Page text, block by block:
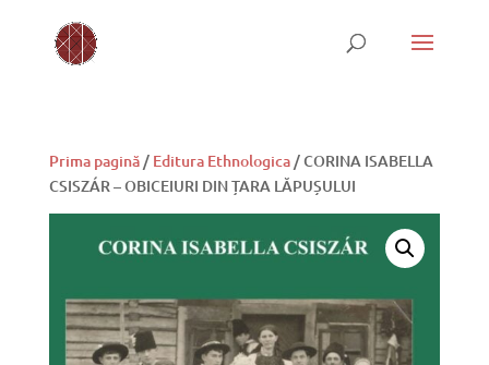
Prima pagină/ Editura Ethnologica/ CORINA ISABELLA
CSISZÁR – OBICEIURI DIN ȚARA LĂPUȘULUI